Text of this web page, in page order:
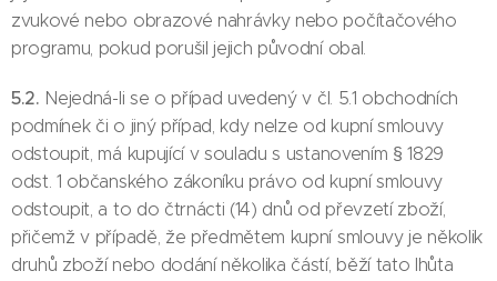
zvukové nebo obrazové nahrávky nebo počítačového
programu, pokud porušil jejich původní obal.
5.2. Nejedná-li se o případ uvedený v čl. 5.1 obchodních
podmínek či o jiný případ, kdy nelze od kupní smlouvy
odstoupit, má kupující v souladu s ustanovením § 1829
odst. 1 občanského zákoníku právo od kupní smlouvy
odstoupit, a to do čtrnácti (14) dnů od převzetí zboží,
přičemž v případě, že předmětem kupní smlouvy je několik
druhů zboží nebo dodání několika částí, běží tato lhůta